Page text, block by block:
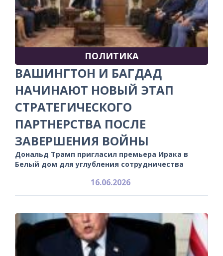
ПОЛИТИКА
ВАШИНГТОН И БАГДАД
НАЧИНАЮТ НОВЫЙ ЭТАП
СТРАТЕГИЧЕСКОГО
ПАРТНЕРСТВА ПОСЛЕ
ЗАВЕРШЕНИЯ ВОЙНЫ
Дональд Трамп пригласил премьера Ирака в
Белый дом для углубления сотрудничества
16.06.2026